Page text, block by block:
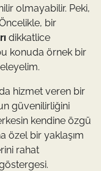
olmayabilir. Peki,
bir
dikkatlice
konuda örnek bir
hizmet veren bir
güvenilirliğini
kendine özgü
özel bir yaklaşım
rahat